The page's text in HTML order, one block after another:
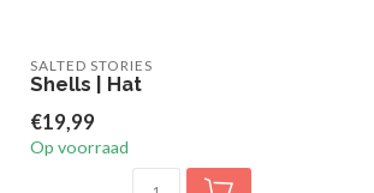
SALTED STORIES
Shells | Hat
€19,99
Op voorraad